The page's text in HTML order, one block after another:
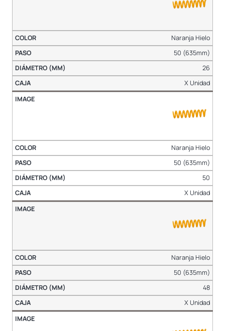
Naranja Hielo
50 (635mm)
26
X Unidad
Naranja Hielo
50 (635mm)
50
X Unidad
Naranja Hielo
50 (635mm)
48
X Unidad